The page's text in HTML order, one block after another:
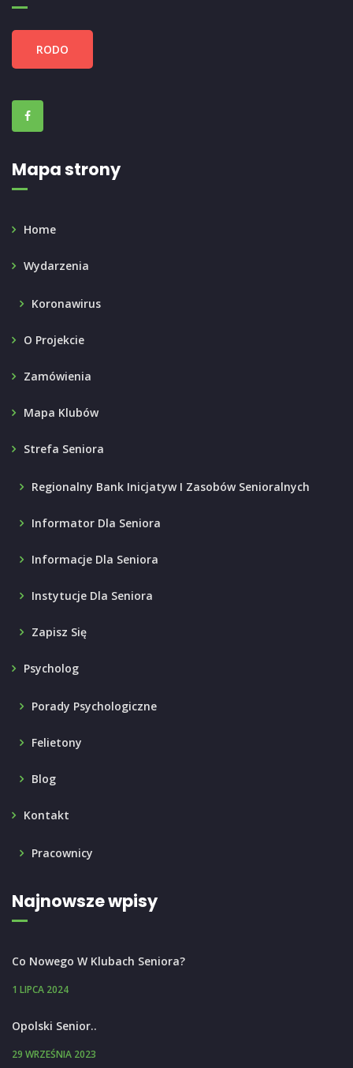
RODO
Mapa strony
Home
Wydarzenia
Koronawirus
O Projekcie
Zamówienia
Mapa Klubów
Strefa Seniora
Regionalny Bank Inicjatyw I Zasobów Senioralnych
Informator Dla Seniora
Informacje Dla Seniora
Instytucje Dla Seniora
Zapisz Się
Psycholog
Porady Psychologiczne
Felietony
Blog
Kontakt
Pracownicy
Najnowsze wpisy
Co Nowego W Klubach Seniora?
1 LIPCA 2024
Opolski Senior..
29 WRZEŚNIA 2023